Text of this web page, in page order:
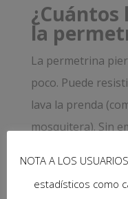
¿Cuántos
la
La permetrina
poco. Puede
lava la prenda
mosquitera). Sin
entre 3 y 4
NOTA A LOS
estadísticos como